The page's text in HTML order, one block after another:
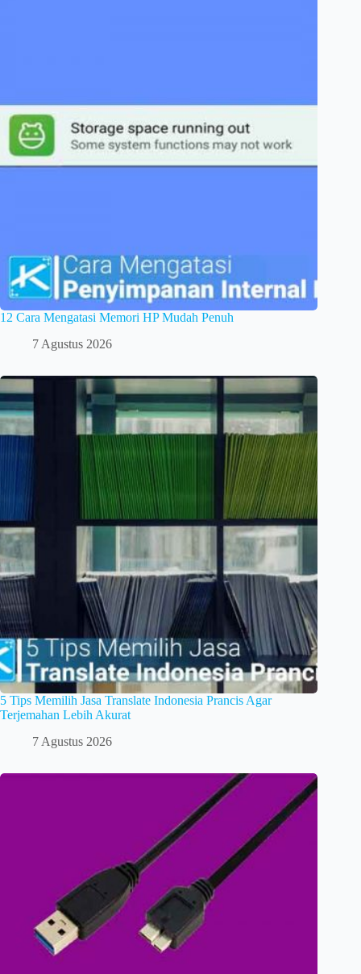
12 Cara Mengatasi Memori HP Mudah Penuh
7 Agustus 2026
5 Tips Memilih Jasa Translate Indonesia Prancis Agar
Terjemahan Lebih Akurat
7 Agustus 2026